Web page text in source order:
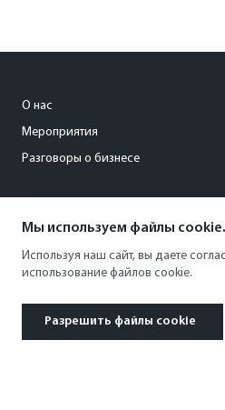
О нас
Мероприятия
Разговоры о бизнесе
+7 (495) 797-69-70
Мы используем файлы cookie.
Используя наш сайт, вы даете
использование файлов cookie.
Разрешить файлы cookie